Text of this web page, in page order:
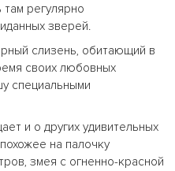
регулярно
зверей.
слизень, обитающий в
своих любовных
специальными
и о других удивительных
на палочку
змея с огненно-красной